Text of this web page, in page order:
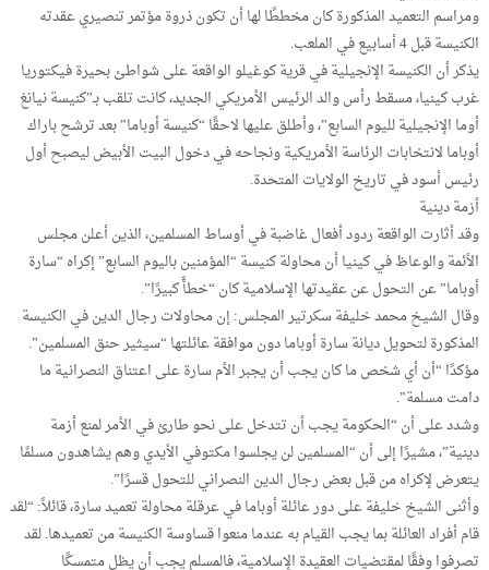
ومراسم التعميد المذكورة كان مخططًا لها أن تكون ذروة مؤتمر تنصيري عقدته
الكنيسة قبل 4 أسابيع في الملعب.
يذكر أن الكنيسة الإنجيلية في قرية كوغيلو الواقعة على شواطئ بحيرة فيكتوريا
غرب كينيا، مسقط رأس والد الرئيس الأمريكي الجديد، كانت تلقب بـ”كنيسة نيانغ
أوما الإنجيلية لليوم السابع”، وأطلق عليها لاحقًا “كنيسة أوباما” بعد ترشح باراك
أوباما لانتخابات الرئاسة الأمريكية ونجاحه في دخول البيت الأبيض ليصبح أول
رئيس أسود في تاريخ الولايات المتحدة.
أزمة دينية
وقد أثارت الواقعة ردود أفعال غاضبة في أوساط المسلمين، الذين أعلن مجلس
الأئمة والوعاظ في كينيا أن محاولة كنيسة “المؤمنين باليوم السابع” إكراه “سارة
أوباما” عن التحول عن عقيدتها الإسلامية كان “خطأً كبيرًا”.
وقال الشيخ محمد خليفة سكرتير المجلس: إن محاولات رجال الدين في الكنيسة
المذكورة لتحويل ديانة سارة أوباما دون موافقة عائلتها “سيثير حنق المسلمين”.
مؤكدًا “أن أي شخص ما كان يجب أن يجبر الأم سارة على اعتناق النصرانية ما
دامت مسلمة”.
وشدد على أن “الحكومة يجب أن تتدخل على نحو طارئ في الأمر لمنع أزمة
دينية”، مشيرًا إلى أن “المسلمين لن يجلسوا مكتوفي الأيدي وهم يشاهدون مسلمًا
يتعرض لإكراه من قبل بعض رجال الدين النصراني للتحول قسرًا”.
وأثنى الشيخ خليفة على دور عائلة أوباما في عرقلة محاولة تعميد سارة، قائلاً: “لقد
قام أفراد العائلة بما يجب القيام به عندما منعوا قساوسة الكنيسة من تعميدها. لقد
تصرفوا وفقًا لمقتضيات العقيدة الإسلامية، فالمسلم يجب أن يظل متمسكًا